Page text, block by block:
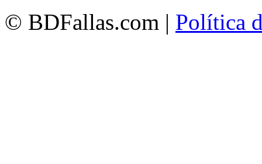
© BDFallas.com | Política